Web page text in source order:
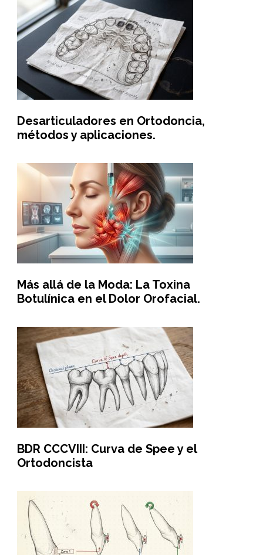
Desarticuladores en Ortodoncia,
métodos y aplicaciones.
Más allá de la Moda: La Toxina
Botulínica en el Dolor Orofacial.
BDR CCCVIII: Curva de Spee y el
Ortodoncista